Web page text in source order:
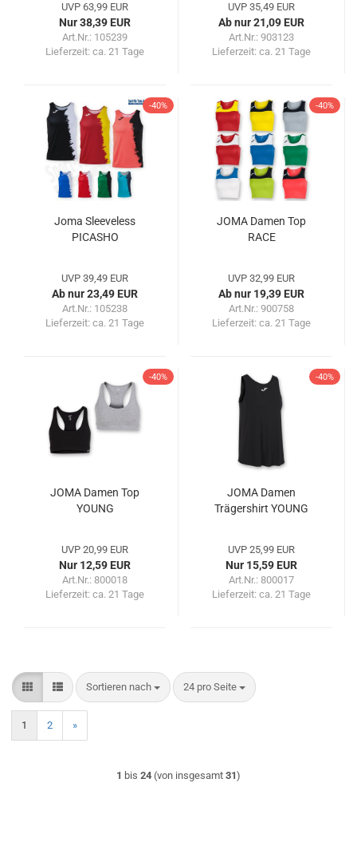
UVP 63,99 EUR
Nur 38,39 EUR
Art.Nr.: 105239
Lieferzeit: ca. 21 Tage
UVP 35,49 EUR
Ab nur 21,09 EUR
Art.Nr.: 903123
Lieferzeit: ca. 21 Tage
-40%
Joma Sleeveless
PICASHO
UVP 39,49 EUR
Ab nur 23,49 EUR
Art.Nr.: 105238
Lieferzeit: ca. 21 Tage
-40%
JOMA Damen Top
RACE
UVP 32,99 EUR
Ab nur 19,39 EUR
Art.Nr.: 900758
Lieferzeit: ca. 21 Tage
-40%
JOMA Damen Top
YOUNG
UVP 20,99 EUR
Nur 12,59 EUR
Art.Nr.: 800018
Lieferzeit: ca. 21 Tage
-40%
JOMA Damen
Trägershirt YOUNG
UVP 25,99 EUR
Nur 15,59 EUR
Art.Nr.: 800017
Lieferzeit: ca. 21 Tage
Sortieren nach
Sortieren nach 24 pro Seite
pro Seite
1 2 »
1 bis 24 (von insgesamt 31)